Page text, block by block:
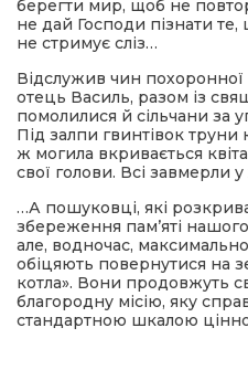
берегти мир, щоб не
не дай Господи пізнати
не стримує сліз…
Відслужив чин похоронної
отець Василь, разом із
помолилися й сільчани за
Під залпи гвинтівок труни
ж могила вкривається
свої голови. Всі завмерли
…А пошуковці, які
збереження пам’яті
але, водночас,
обіцяють повернутися на
котла». Вони продовжуть
благородну місію, яку
стандартною шкалою